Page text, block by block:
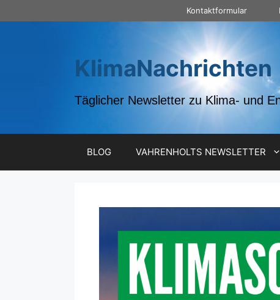
Inhalt
Kontaktformular
KlimaNachrichten
Täglicher Newsletter zu Klima- und
BLOG VAHRENHOLTS NEWSLETTER